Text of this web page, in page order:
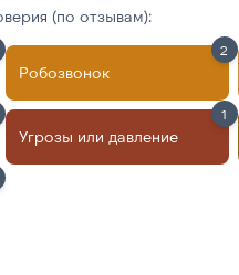
(по отзывам):
Робозвонок
2
Угрозы или давление
1